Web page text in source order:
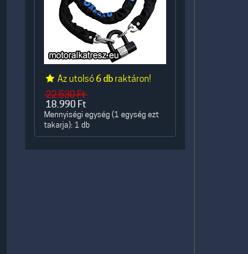
Az utolsó6 db raktáron!
22.530Ft
18.990 Ft
Mennyiségi egység (1 egység ezt
takarja): 1 db